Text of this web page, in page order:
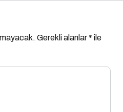
Gerekli alanlar* ile